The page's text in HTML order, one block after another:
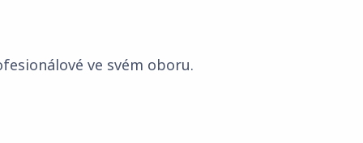
ve svém oboru.